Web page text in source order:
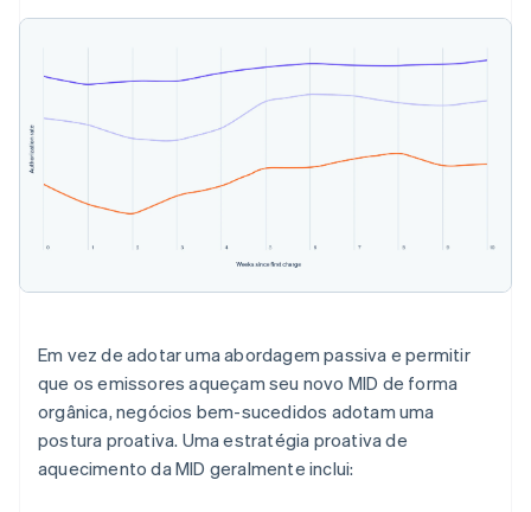
Em vez de adotar uma abordagem passiva e permitir
que os emissores aqueçam seu novo MID de forma
orgânica, negócios bem-sucedidos adotam uma
postura proativa. Uma estratégia proativa de
aquecimento da MID geralmente inclui: